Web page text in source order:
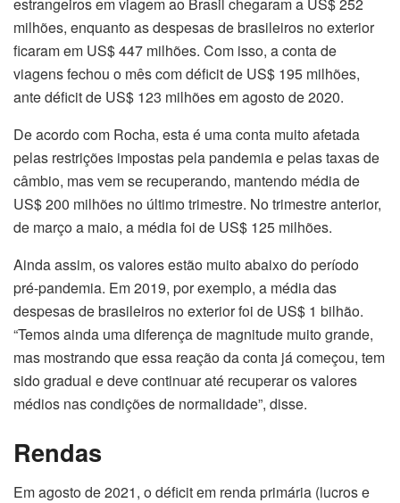
estrangeiros em viagem ao Brasil chegaram a US$ 252
milhões, enquanto as despesas de brasileiros no exterior
ficaram em US$ 447 milhões. Com isso, a conta de
viagens fechou o mês com déficit de US$ 195 milhões,
ante déficit de US$ 123 milhões em agosto de 2020.
De acordo com Rocha, esta é uma conta muito afetada
pelas restrições impostas pela pandemia e pelas taxas de
câmbio, mas vem se recuperando, mantendo média de
US$ 200 milhões no último trimestre. No trimestre anterior,
de março a maio, a média foi de US$ 125 milhões.
Ainda assim, os valores estão muito abaixo do período
pré-pandemia. Em 2019, por exemplo, a média das
despesas de brasileiros no exterior foi de US$ 1 bilhão.
“Temos ainda uma diferença de magnitude muito grande,
mas mostrando que essa reação da conta já começou, tem
sido gradual e deve continuar até recuperar os valores
médios nas condições de normalidade”, disse.
Rendas
Em agosto de 2021, o déficit em renda primária (lucros e